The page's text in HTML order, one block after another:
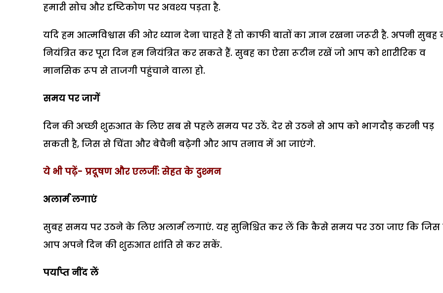
हमारी सोच और दृष्टिकोण पर अवश्य पड़ता है.
यदि हम आत्मविश्वास की ओर ध्यान देना चाहते हैं तो काफी बातों का ज्ञान रखना जरूरी है. अपनी सुबह
नियंत्रित कर पूरा दिन हम नियंत्रित कर सकते हैं. सुबह का ऐसा रूटीन रखें जो आप को शारीरिक व
मानसिक रूप से ताजगी पहुंचाने वाला हो.
समय पर जागें
दिन की अच्छी शुरुआत के लिए सब से पहले समय पर उठें. देर से उठने से आप को भागदौड़ करनी पड़
सकती है, जिस से चिंता और बेचैनी बढ़ेगी और आप तनाव में आ जाएंगे.
ये भी पढ़ें- प्रदूषण और एलर्जी: सेहत के दुश्मन
अलार्म लगाएं
सुबह समय पर उठने के लिए अलार्म लगाएं. यह सुनिश्चित कर लें कि कैसे समय पर उठा जाए कि
आप अपने दिन की शुरुआत शांति से कर सकें.
पर्याप्त नींद लें